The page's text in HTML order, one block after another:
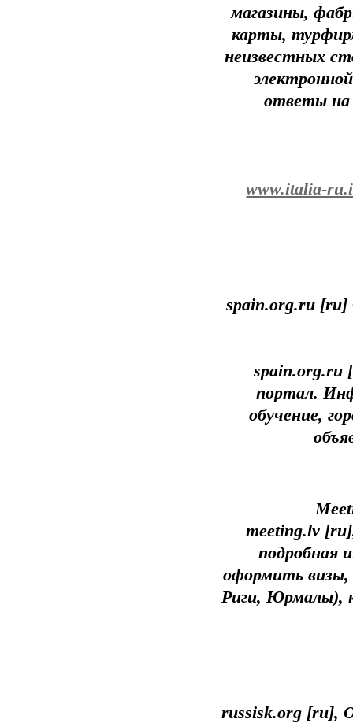
магазины,
карты,
неизвестных
ответы на
www.italia-
spain.org.ru [ru]
spain.org.ru
портал.
обучение,
meeting.lv
подробная
оформить визы,
Риги, Юрмалы),
russisk.org [ru],